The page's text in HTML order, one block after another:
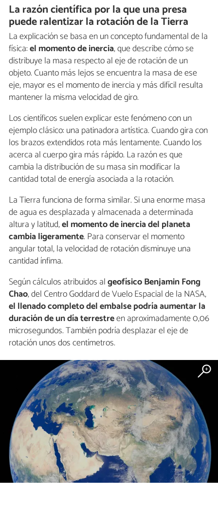
La razón científica por la que una presa
puede ralentizar la rotación de la Tierra
La explicación se basa en un concepto fundamental de la
física:el momento de inercia, que describe cómo se
distribuye la masa respecto al eje de rotación de un
objeto. Cuanto más lejos se encuentra la masa de ese
eje, mayor es el momento de inercia y más difícil resulta
mantener la misma velocidad de giro.
Los científicos suelen explicar este fenómeno con un
ejemplo clásico: una patinadora artística. Cuando gira con
los brazos extendidos rota más lentamente. Cuando los
acerca al cuerpo gira más rápido. La razón es que
cambia la distribución de su masa sin modificar la
cantidad total de energía asociada a la rotación.
La Tierra funciona de forma similar. Si una enorme masa
de agua es desplazada y almacenada a determinada
altura y latitud,el momento de inercia del planeta
cambia ligeramente. Para conservar el momento
angular total, la velocidad de rotación disminuye una
cantidad ínfima.
Según cálculos atribuidos algeofísico Benjamin Fong
Chao, del Centro Goddard de Vuelo Espacial de la NASA,
el llenado completo del embalse podría aumentar la
duración de un día terrestreen aproximadamente 0,06
microsegundos. También podría desplazar el eje de
rotación unos dos centímetros.